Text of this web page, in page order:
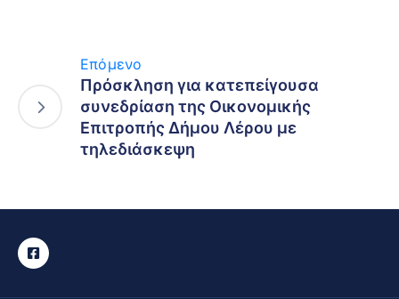
Επόμενο
Πρόσκληση για κατεπείγουσα
συνεδρίαση της Οικονομικής
Επιτροπής Δήμου Λέρου με
τηλεδιάσκεψη